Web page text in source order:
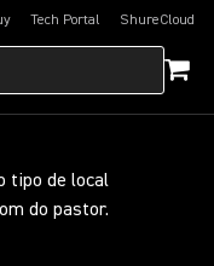
Tech Portal
(Opens in a new tab)ShureCloud
(Opens in a new
tipo de local
do pastor.